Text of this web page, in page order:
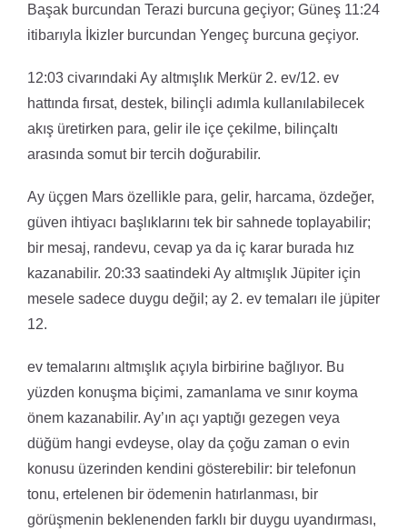
Başak burcundan Terazi burcuna geçiyor; Güneş 11:24
itibarıyla İkizler burcundan Yengeç burcuna geçiyor.
12:03 civarındaki Ay altmışlık Merkür 2. ev/12. ev
hattında fırsat, destek, bilinçli adımla kullanılabilecek
akış üretirken para, gelir ile içe çekilme, bilinçaltı
arasında somut bir tercih doğurabilir.
Ay üçgen Mars özellikle para, gelir, harcama, özdeğer,
güven ihtiyacı başlıklarını tek bir sahnede toplayabilir;
bir mesaj, randevu, cevap ya da iç karar burada hız
kazanabilir. 20:33 saatindeki Ay altmışlık Jüpiter için
mesele sadece duygu değil; ay 2. ev temaları ile jüpiter
12.
ev temalarını altmışlık açıyla birbirine bağlıyor. Bu
yüzden konuşma biçimi, zamanlama ve sınır koyma
önem kazanabilir. Ay’ın açı yaptığı gezegen veya
düğüm hangi evdeyse, olay da çoğu zaman o evin
konusu üzerinden kendini gösterebilir: bir telefonun
tonu, ertelenen bir ödemenin hatırlanması, bir
görüşmenin beklenenden farklı bir duygu uyandırması,